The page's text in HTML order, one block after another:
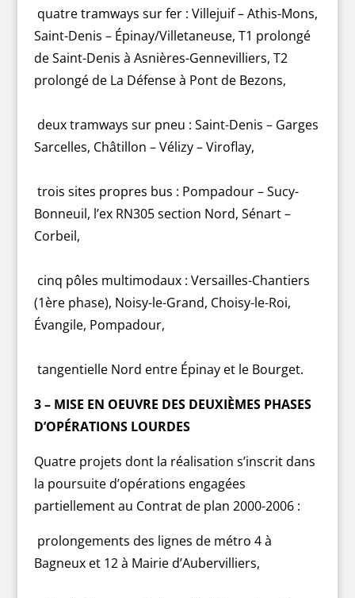
quatre tramways sur fer : Villejuif – Athis-Mons,
Saint-Denis – Épinay/Villetaneuse, T1 prolongé
de Saint-Denis à Asnières-Gennevilliers, T2
prolongé de La Défense à Pont de Bezons,
deux tramways sur pneu : Saint-Denis – Garges
Sarcelles, Châtillon – Vélizy – Viroflay,
trois sites propres bus : Pompadour – Sucy-
Bonneuil, l’ex RN305 section Nord, Sénart –
Corbeil,
cinq pôles multimodaux : Versailles-Chantiers
(1ère phase), Noisy-le-Grand, Choisy-le-Roi,
Évangile, Pompadour,
tangentielle Nord entre Épinay et le Bourget.
3 – MISE EN OEUVRE DES DEUXIÈMES PHASES
D’OPÉRATIONS LOURDES
Quatre projets dont la réalisation s’inscrit dans
la poursuite d’opérations engagées
partiellement au Contrat de plan 2000-2006 :
prolongements des lignes de métro 4 à
Bagneux et 12 à Mairie d’Aubervilliers,